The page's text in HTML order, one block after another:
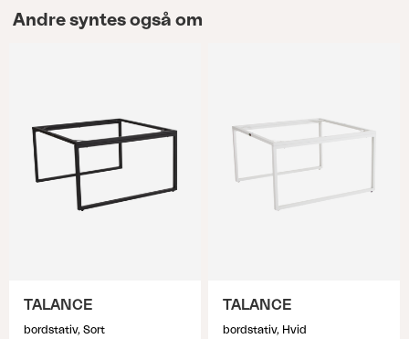
Andre syntes også om
TALANCE
bordstativ, Sort
TALANCE
bordstativ, Hvid